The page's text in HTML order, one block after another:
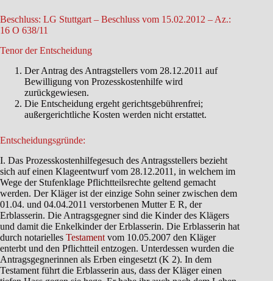
Beschluss: LG Stuttgart – Beschluss vom 15.02.2012 – Az.:
16 O 638/11
Tenor der Entscheidung
Der Antrag des Antragstellers vom 28.12.2011 auf
Bewilligung von Prozesskostenhilfe wird
zurückgewiesen.
Die Entscheidung ergeht gerichtsgebührenfrei;
außergerichtliche Kosten werden nicht erstattet.
Entscheidungsgründe:
I. Das Prozesskostenhilfegesuch des Antragsstellers bezieht
sich auf einen Klageentwurf vom 28.12.2011, in welchem im
Wege der Stufenklage Pflichtteilsrechte geltend gemacht
werden. Der Kläger ist der einzige Sohn seiner zwischen dem
01.04. und 04.04.2011 verstorbenen Mutter E R, der
Erblasserin. Die Antragsgegner sind die Kinder des Klägers
und damit die Enkelkinder der Erblasserin. Die Erblasserin hat
durch notarielles Testament vom 10.05.2007 den Kläger
enterbt und den Pflichtteil entzogen. Unterdessen wurden die
Antragsgegnerinnen als Erben eingesetzt (K 2). In dem
Testament führt die Erblasserin aus, dass der Kläger einen